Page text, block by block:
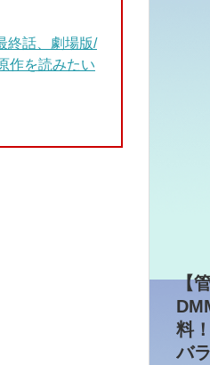
終話、劇場版/
作を読みたい
【
料
バ